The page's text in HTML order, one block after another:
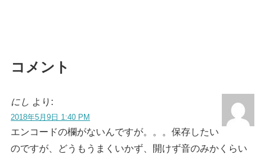
コメント
にし より:
2018年5月9日 1:40 PM
エンコードの欄がないんですが。。。保存したい
のですが、どうもうまくいかず、開けず音のみかくらい